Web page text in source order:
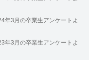
年3月の卒業生アンケートよ
年3月の卒業生アンケートよ